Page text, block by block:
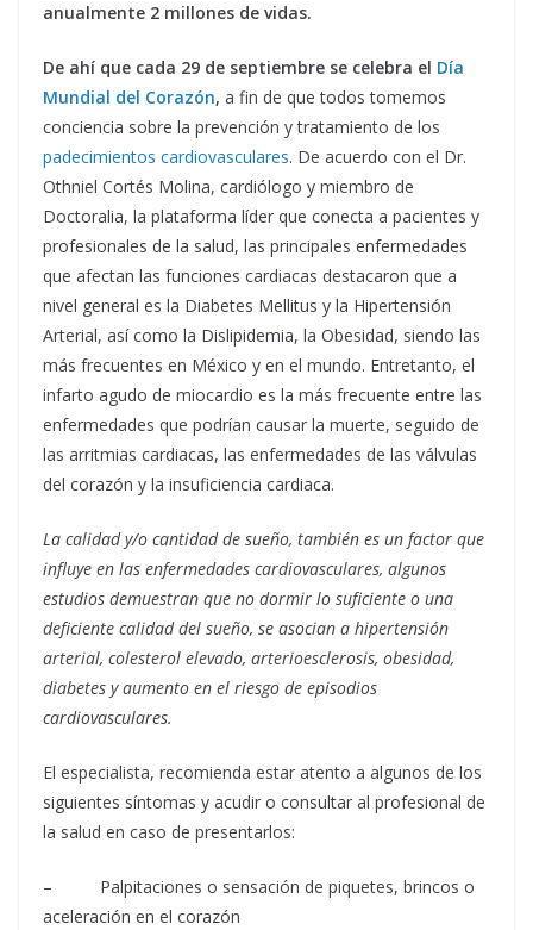
anualmente 2 millones de vidas.
De ahí que cada 29 de septiembre se celebra el Día
Mundial del Corazón, a fin de que todos tomemos
conciencia sobre la prevención y tratamiento de los
padecimientos cardiovasculares. De acuerdo con el Dr.
Othniel Cortés Molina, cardiólogo y miembro de
Doctoralia, la plataforma líder que conecta a pacientes y
profesionales de la salud, las principales enfermedades
que afectan las funciones cardiacas destacaron que a
nivel general es la Diabetes Mellitus y la Hipertensión
Arterial, así como la Dislipidemia, la Obesidad, siendo las
más frecuentes en México y en el mundo. Entretanto, el
infarto agudo de miocardio es la más frecuente entre las
enfermedades que podrían causar la muerte, seguido de
las arritmias cardiacas, las enfermedades de las válvulas
del corazón y la insuficiencia cardiaca.
La calidad y/o cantidad de sueño, también es un factor que
influye en las enfermedades cardiovasculares, algunos
estudios demuestran que no dormir lo suficiente o una
deficiente calidad del sueño, se asocian a hipertensión
arterial, colesterol elevado, arterioesclerosis, obesidad,
diabetes y aumento en el riesgo de episodios
cardiovasculares.
El especialista, recomienda estar atento a algunos de los
siguientes síntomas y acudir o consultar al profesional de
la salud en caso de presentarlos:
– Palpitaciones o sensación de piquetes, brincos o
aceleración en el corazón